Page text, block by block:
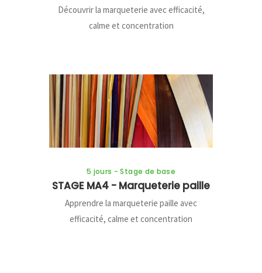
Découvrir la marqueterie avec efficacité,
calme et concentration
5 jours - Stage de base
STAGE MA4 - Marqueterie paille
Apprendre la marqueterie paille avec
efficacité, calme et concentration